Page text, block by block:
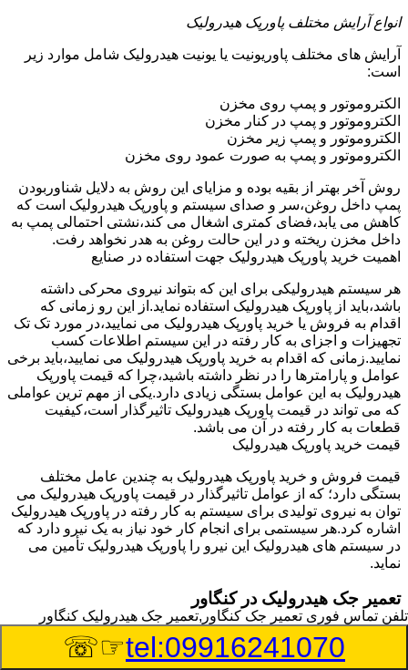
انواع آرایش مختلف پاورپک هیدرولیک
آرایش های مختلف پاوریونیت یا یونیت هیدرولیک شامل موارد زیر
است:
الکتروموتور و پمپ روی مخزن
الکتروموتور و پمپ در کنار مخزن
الکتروموتور و پمپ زیر مخزن
الکتروموتور و پمپ به صورت عمود روی مخزن
روش آخر بهتر از بقیه بوده و مزایای این روش به دلایل شناوربودن
پمپ داخل روغن،سر و صدای سیستم و پاورپک هیدرولیک است که
کاهش می یابد،فضای کمتری اشغال می کند،نشتی احتمالی پمپ به
داخل مخزن ریخته و در این حالت روغن به هدر نخواهد رفت.
اهمیت خرید پاورپک هیدرولیک جهت استفاده در صنایع
هر سیستم هیدرولیکی برای این که بتواند نیروی محرکی داشته
باشد،باید از پاورپک هیدرولیک استفاده نماید.از این رو زمانی که
اقدام به فروش یا خرید پاورپک هیدرولیک می نمایید،در مورد تک تک
تجهیزات و اجزای به کار رفته در این سیستم اطلاعات کسب
نمایید.زمانی که اقدام به خرید پاورپک هیدرولیک می نمایید،باید برخی
عوامل و پارامترها را در نظر داشته باشید،چرا که قیمت پاورپک
هیدرولیک به این عوامل بستگی زیادی دارد.یکی از مهم ترین عواملی
که می تواند در قیمت پاورپک هیدرولیک تاثیرگذار است،کیفیت
قطعات به کار رفته در آن می باشد.
قیمت خرید پاورپک هیدرولیک
قیمت فروش و خرید پاورپک هیدرولیک به چندین عامل مختلف
بستگی دارد؛ که از عوامل تاثیرگذار در قیمت پاورپک هیدرولیک می
توان به نیروی تولیدی برای سیستم به کار رفته در پاورپک هیدرولیک
اشاره کرد.هر سیستمی برای انجام کار خود نیاز به یک نیرو دارد که
در سیستم های هیدرولیک این نیرو را پاورپک هیدرولیک تأمین می
نماید.
تعمیر جک هیدرولیک در کنگاور
وسیله‎ای که با عملکرد خود موجب بلند شدن اهرم و یا وزن سنگین
در یک قسمت می گردد را جک هیدرولیک می نامند.جک هیدرولیک
تلفن تماس فوری تعمیر جک کنگاور,تعمیر جک هیدرولیک کنگاور
tel:09916241070
☞☏